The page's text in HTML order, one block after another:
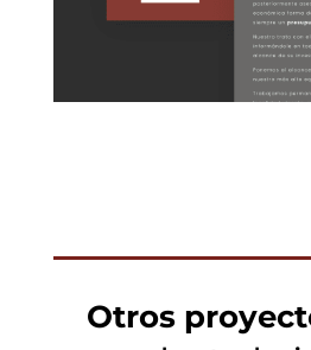
Otros